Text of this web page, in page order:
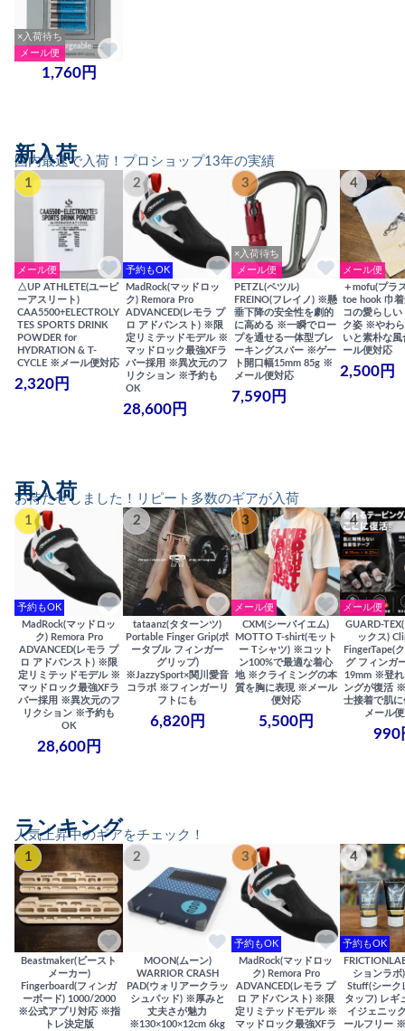
×入荷待ち
メール便
1,760円
国内最速で入荷！プロショップ13年の実績
新入荷
1
メール便
△UP ATHLETE(ユーピ
ーアスリート)
CAA5500+ELECTROLY
TES SPORTS DRINK
POWDER for
HYDRATION & T-
CYCLE ※メール便対応
2,320円
2
予約もOK
MadRock(マッドロッ
ク) Remora Pro
ADVANCED(レモラ プ
ロ アドバンスト) ※限
定リミテッドモデル ※
マッドロック最強XFラ
バー採用 ※異次元のフ
リクション ※予約も
OK
28,600円
3
×入荷待ち
メール便
PETZL(ペツル)
FREINO(フレイノ) ※懸
垂下降の安全性を劇的
に高める ※一瞬でロー
プを通せる一体型ブレ
ーキングスパー ※ゲー
ト開口幅15mm 85g ※
メール便対応
7,590円
4
メール便
＋mofu(プラ
toe hook 巾
コの愛らしい
ク姿 ※やわ
いと素朴な
ール便対応
2,500円
お待たせしました！リピート多数のギアが入荷
再入荷
1
予約もOK
MadRock(マッドロッ
ク) Remora Pro
ADVANCED(レモラ プ
ロ アドバンスト) ※限
定リミテッドモデル ※
マッドロック最強XFラ
バー採用 ※異次元のフ
リクション ※予約も
OK
28,600円
2
tataanz(タターンツ)
Portable Finger Grip(ポ
ータブル フィンガー
グリップ)
※JazzySport×関川愛音
コラボ ※フィンガーリ
フトにも
6,820円
3
メール便
CXM(シーバイエム)
MOTTO T-shirt(モット
ー Tシャツ) ※コット
ン100%で最適な着心
地 ※クライミングの本
質を胸に表現 ※メール
便対応
5,500円
4
メール便
GUARD-
ックス)
FingerTape(
グ フィンガ
19mm ※登れ
ングが復活
士接着で肌
メール
990
人気上昇中のギアをチェック！
ランキング
1
Beastmaker(ビースト
メーカー)
Fingerboard(フィンガ
ーボード) 1000/2000
※公式アプリ対応 ※指
トレ決定版
2
MOON(ムーン)
WARRIOR CRASH
PAD(ウォリアークラッ
シュパッド) ※厚みと
丈夫さが魅力
※130×100×12cm 6kg
3
予約もOK
MadRock(マッドロッ
ク) Remora Pro
ADVANCED(レモラ プ
ロ アドバンスト) ※限
定リミテッドモデル ※
マッドロック最強XFラ
4
予約もOK
ションラボ
Stuff(シーク
タッフ) レギ
イジェニッ
ールフリー